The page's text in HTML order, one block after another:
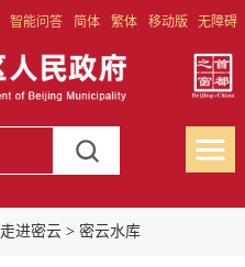
智能问答 简体 繁体 移动版 无障碍
走进密云> 密云水库